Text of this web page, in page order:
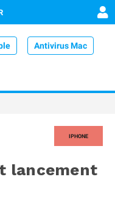
Antivirus Mac
IPHONE
lancement